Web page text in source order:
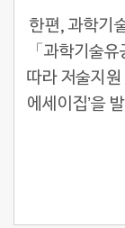
한편, 과학기
「과학기술
따라 저술지원
에세이집’을